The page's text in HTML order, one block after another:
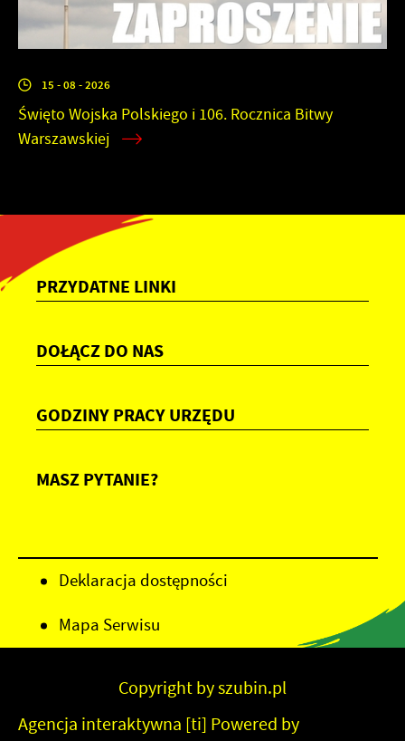
15 - 08 - 2026
Święto Wojska Polskiego i 106. Rocznica Bitwy
Warszawskiej
PRZYDATNE LINKI
DOŁĄCZ DO NAS
GODZINY PRACY URZĘDU
MASZ PYTANIE?
Deklaracja dostępności
Mapa Serwisu
Copyright by szubin.pl
Agencja interaktywna [ti] Powered by